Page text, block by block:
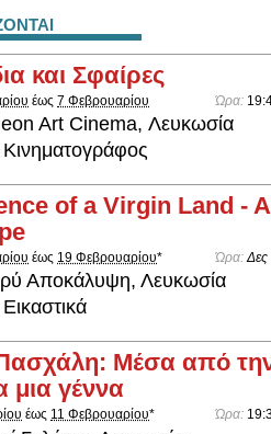
και Σφαίρες
έως 7 Φεβρουαρίου Ώρα:
Art Cinema, Λευκωσία
Κινηματογράφος
of a Virgin Land -
έως 19 Φεβρουαρίου* Ώρα:Δες
Αποκάλυψη, Λευκωσία
Εικαστικά
Μέσα από
μια γέννα
έως 11 Φεβρουαρίου* Ώρα: